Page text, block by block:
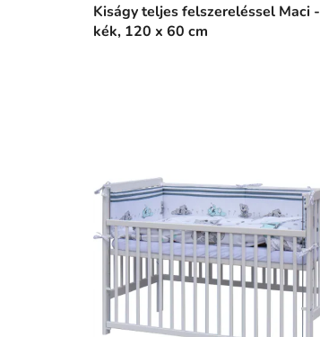
Kiságy teljes felszereléssel Maci -
kék, 120 x 60 cm